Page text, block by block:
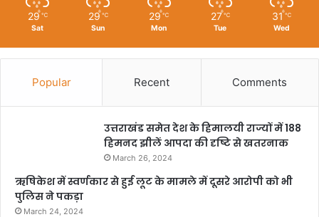
29 ℃
Sat
29 ℃
Sun
29 ℃
Mon
27 ℃
Tue
31 ℃
Wed
Popular Recent Comments
उत्तराखंड समेत देश के हिमालयी राज्यों में 188
हिमनद झीलें आपदा की दृष्टि से खतरनाक
March 26, 2024
ऋषिकेश में स्वर्णकार से हुई लूट के मामले में दूसरे आरोपी को भी
पुलिस ने पकड़ा
March 24, 2024